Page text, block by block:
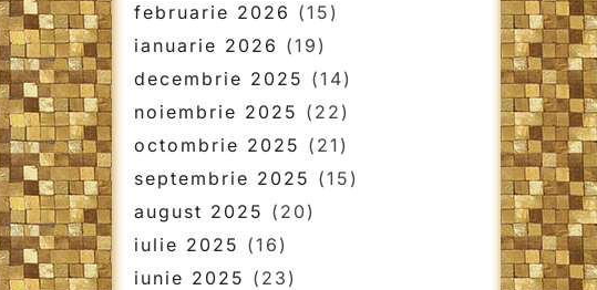
februarie 2026 (15)
ianuarie 2026 (19)
decembrie 2025 (14)
noiembrie 2025 (22)
octombrie 2025 (21)
septembrie 2025 (15)
august 2025 (20)
iulie 2025 (16)
iunie 2025 (23)